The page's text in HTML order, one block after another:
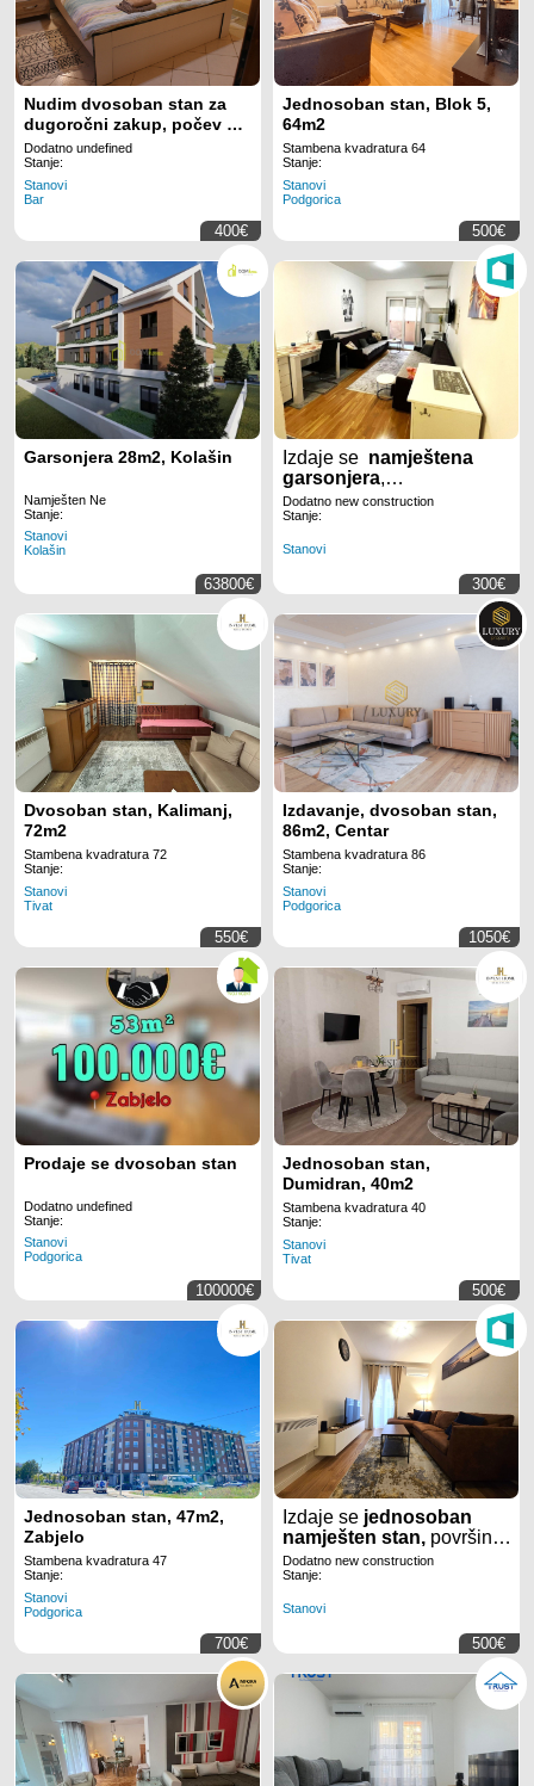
Nudim dvosoban stan za
dugoročni zakup, počev od
oktobra 2026. godine
Dodatno undefined
Stanje:
Stanovi
Bar
400€
Jednosoban stan, Blok 5,
64m2
Stambena kvadratura 64
Stanje:
Stanovi
Podgorica
500€
Garsonjera 28m2, Kolašin
Namješten Ne
Stanje:
Stanovi
Kolašin
63800€
Izdaje se namještena
garsonjera,
površine26m2, na
Tuškom putu
Dodatno new construction
Stanje:
Stanovi
300€
Dvosoban stan, Kalimanj,
72m2
Stambena kvadratura 72
Stanje:
Stanovi
Tivat
550€
Izdavanje, dvosoban stan,
86m2, Centar
Stambena kvadratura 86
Stanje:
Stanovi
Podgorica
1050€
Prodaje se dvosoban stan
Dodatno undefined
Stanje:
Stanovi
Podgorica
100000€
Jednosoban stan,
Dumidran, 40m2
Stambena kvadratura 40
Stanje:
Stanovi
Tivat
500€
Jednosoban stan, 47m2,
Zabjelo
Stambena kvadratura 47
Stanje:
Stanovi
Podgorica
700€
Izdaje sejednosoban
namješten stan,površine
40m2, u novom
kvartu
Dodatno new construction
Stanje:
Stanovi
500€